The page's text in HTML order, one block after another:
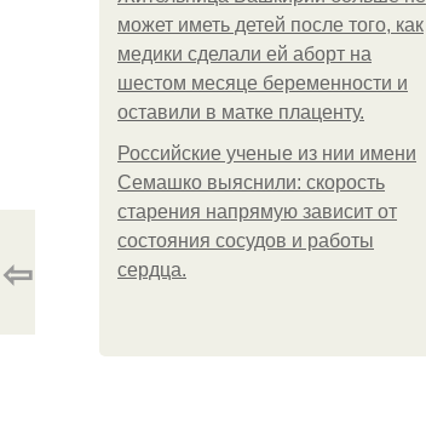
может иметь детей после того, как
медики сделали ей аборт на
шестом месяце беременности и
оставили в матке плаценту.
Российские ученые из нии имени
Семашко выяснили: скорость
старения напрямую зависит от
состояния сосудов и работы
сердца.
⇦